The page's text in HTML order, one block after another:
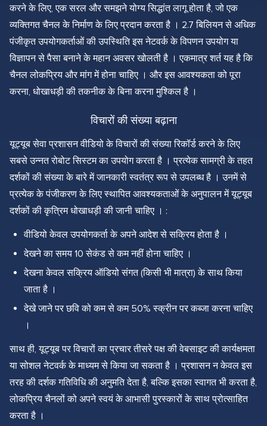
करने के लिए, एक सरल और समझने योग्य सिद्धांत लागू होता है, जो एक
व्यक्तिगत चैनल के निर्माण के लिए प्रदान करता है । 2.7 बिलियन से अधिक
पंजीकृत उपयोगकर्ताओं की उपस्थिति इस नेटवर्क के विपणन उपयोग या
विज्ञापन से पैसा बनाने के महान अवसर खोलती है । एकमात्र शर्त यह है कि
चैनल लोकप्रिय और मांग में होना चाहिए । और इस आवश्यकता को पूरा
करना, धोखाधड़ी की तकनीक के बिना करना मुश्किल है ।
विचारों की संख्या बढ़ाना
यूट्यूब सेवा प्रशासन वीडियो के विचारों की संख्या रिकॉर्ड करने के लिए
सबसे उन्नत रोबोट सिस्टम का उपयोग करता है । प्रत्येक सामग्री के तहत
दर्शकों की संख्या के बारे में जानकारी स्वतंत्र रूप से उपलब्ध है । उनमें से
प्रत्येक के पंजीकरण के लिए स्थापित आवश्यकताओं के अनुपालन में यूट्यूब
दर्शकों की कृत्रिम धोखाधड़ी की जानी चाहिए । :
वीडियो केवल उपयोगकर्ता के अपने आदेश से सक्रिय होता है ।
देखने का समय 10 सेकंड से कम नहीं होना चाहिए ।
देखना केवल सक्रिय ऑडियो संगत (किसी भी मात्रा) के साथ किया
जाता है ।
देखे जाने पर छवि को कम से कम 50% स्क्रीन पर कब्जा करना चाहिए
।
साथ ही, यूट्यूब पर विचारों का प्रचार तीसरे पक्ष की वेबसाइट की कार्यक्षमता
या सोशल नेटवर्क के माध्यम से किया जा सकता है । प्रशासन न केवल इस
तरह की दर्शक गतिविधि की अनुमति देता है, बल्कि इसका स्वागत भी करता है,
लोकप्रिय चैनलों को अपने स्वयं के आभासी पुरस्कारों के साथ प्रोत्साहित
करता है ।